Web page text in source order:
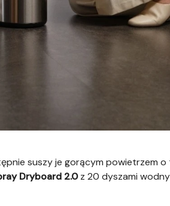
suszy je gorącym powietrzem o
Dryboard 2.0z 20 dyszami